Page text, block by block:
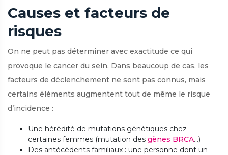
Causes et facteurs de
risques
On ne peut pas déterminer avec exactitude ce qui
provoque le cancer du sein. Dans beaucoup de cas, les
facteurs de déclenchement ne sont pas connus, mais
certains éléments augmentent tout de même le risque
d’incidence :
Une hérédité de mutations génétiques chez
certaines femmes (mutation des gènes BRCA…)
Des antécédents familiaux : une personne dont un